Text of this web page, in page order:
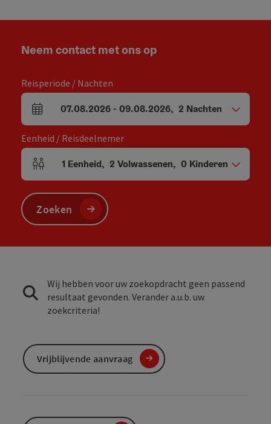
Neem contact met ons op
Reisperiode / Nachten
Velden voor aankomst en vertrek
07.08.2026- 09.08.2026, 2 Nachten
Eenheid / Reisdeelnemer
Aantal eenheden en persoonsvelden
1 Eenheid, 2 Volwassenen, 0 Kinderen
Zoeken
Wij hebben voor uw zoekopdracht geen passend
resultaat gevonden. Verander a.u.b. uw
zoekcriteria!
Vrijblijvende aanvraag